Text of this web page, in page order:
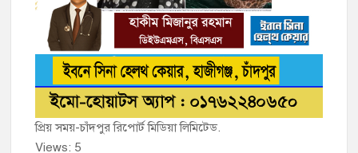
প্রিয় সময়-চাঁদপুর রিপোর্ট মিডিয়া লিমিটেড.
Views: 5